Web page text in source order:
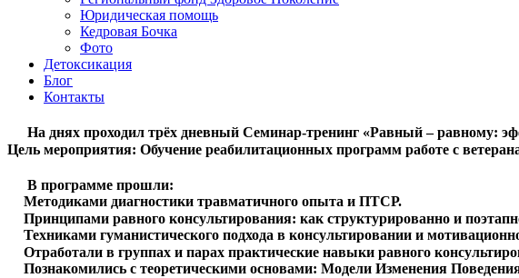
Юридическая помощь
Кедровая Бочка
Фото
Детоксикация
Блог
Контакты
На днях проходил трёх дневный Семинар-тренинг «Равный – равному:
Цель мероприятия: Обучение реабилитационных программ работе с
В программе прошли:
Методиками диагностики травматичного опыта и ПТСР.
Принципами равного консультирования: как структурированно и
Техниками гуманистического подхода в консультировании и
Отработали в группах и парах практические навыки равного
Познакомились с теоретическими основами: Модели Изменения